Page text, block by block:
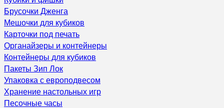
Брусочки Дженга
Мешочки для кубиков
Карточки под печать
Органайзеры и контейнеры
Контейнеры для кубиков
Пакеты Зип Лок
Упаковка с европодвесом
Хранение настольных игр
Песочные часы